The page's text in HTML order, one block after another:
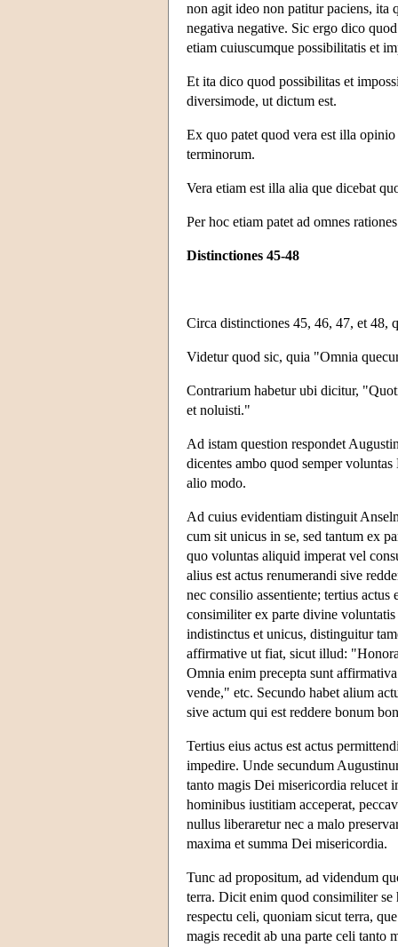
non agit ideo non patitur paciens, ita
negativa negative. Sic ergo dico
etiam cuiuscumque possibilitatis et
Et ita dico quod possibilitas et
diversimode, ut dictum est.
Ex quo patet quod vera est illa
terminorum.
Vera etiam est illa alia que dicebat
Per hoc etiam patet ad omnes
Distinctiones 45-48
Circa distinctiones 45, 46, 47, et 48,
Videtur quod sic, quia "Omnia
Contrarium habetur ubi dicitur,
et noluisti."
Ad istam question respondet
dicentes ambo quod semper
alio modo.
Ad cuius evidentiam distinguit
cum sit unicus in se, sed tantum ex
quo voluntas aliquid imperat vel
alius est actus renumerandi sive
nec consilio assentiente; tertius
consimiliter ex parte divine
indistinctus et unicus, distinguitur
affirmative ut fiat, sicut illud:
Omnia enim precepta sunt
vende," etc. Secundo habet alium
sive actum qui est reddere bonum
Tertius eius actus est actus
impedire. Unde secundum
tanto magis Dei misericordia relucet
hominibus iustitiam acceperat,
nullus liberaretur nec a malo
maxima et summa Dei misericordia.
Tunc ad propositum, ad videndum
terra. Dicit enim quod consimiliter se
respectu celi, quoniam sicut terra,
magis recedit ab una parte celi tanto